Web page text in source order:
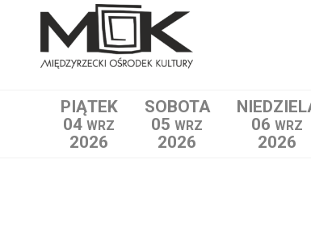
PIĄTEK
04 WRZ
2026
SOBOTA
05 WRZ
2026
06 WRZ
2026